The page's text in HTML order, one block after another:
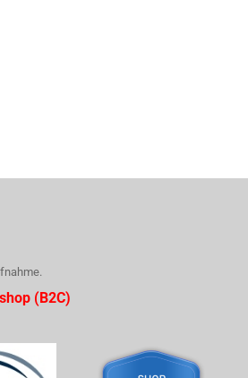
(B2C)